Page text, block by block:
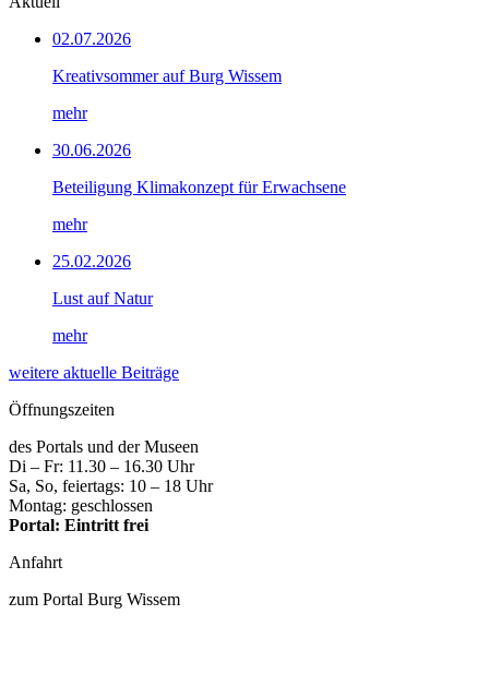
02.07.2026
Kreativsommer auf Burg Wissem
mehr
30.06.2026
Beteiligung Klimakonzept für Erwachsene
mehr
25.02.2026
Lust auf Natur
mehr
weitere aktuelle Beiträge
Öffnungszeiten
des Portals und der Museen
Di – Fr: 11.30 – 16.30 Uhr
Sa, So, feiertags: 10 – 18 Uhr
Montag: geschlossen
Portal: Eintritt frei
Anfahrt
zum Portal Burg Wissem